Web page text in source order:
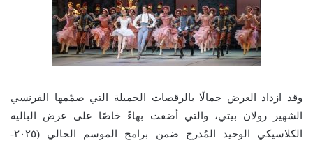
وقد ازداد العرض جمالًا بالرقصات الجميلة التي صمّمها الفرنسي
الشهير رولان بيتي، والتي أضفت بهاءً خاصًا على عرض الباليه
الكلاسيكي الوحيد المُدرج ضمن برامج الموسم الحالي (٢٠٢٥-